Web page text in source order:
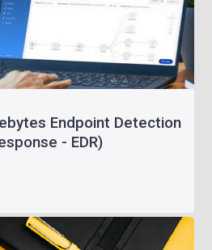
Endpoint Detection
- EDR)